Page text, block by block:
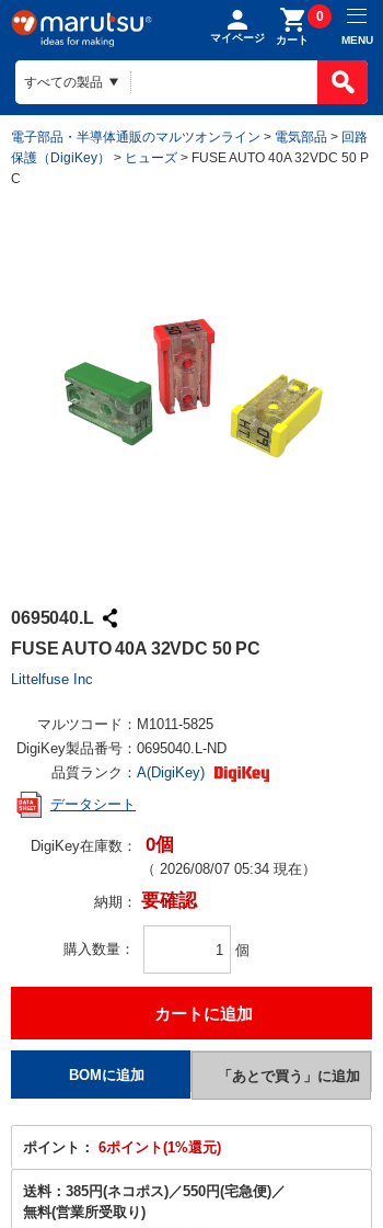
マイページ カート
0
MENU
電子部品・半導体通販のマルツオンライン > 電気部品 > 回路
保護（DigiKey）
> ヒューズ > FUSE AUTO 40A 32VDC 50 P
C
0695040.L
FUSE AUTO 40A 32VDC 50 PC
Littelfuse Inc
マルツコード： M1011-5825
DigiKey製品番号： 0695040.L-ND
品質ランク： A(DigiKey)
データシート
DigiKey在庫数： 0個
（ 2026/08/07 05:34 現在）
納期： 要確認
購入数量 個
ポイント： 6ポイント(1%還元)
送料： 385円(ネコポス)／550円(宅急便)／
無料(営業所受取り)